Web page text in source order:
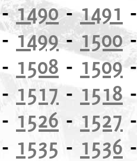
-1490-1491
- 1499-1500
- 1508 - 1509
- 1517 - 1518
- 1526 - 1527
- 1535 - 1536